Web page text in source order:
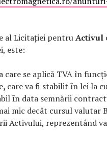
al Licitației pentru Activul
este:
care se aplică TVA în
, care va fi stabilit ȋn lei la
ȋn data semnării
mic decât cursul valutar
Activului, reprezentând